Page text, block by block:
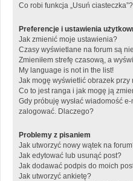
Co robi funkcja „Usuń ciasteczka”?
Preferencje i ustawienia
Jak zmienić moje ustawienia?
Czasy wyświetlane na forum są
Zmieniłem strefę czasową, a
My language is not in the list!
Jak mogę wyświetlić obrazek
Co to jest ranga i jak mogę ją
Gdy próbuję wysłać wiadomość
zalogować. Dlaczego?
Problemy z pisaniem
Jak utworzyć nowy wątek na
Jak edytować lub usunąć post?
Jak dodawać podpis do moich
Jak utworzyć ankietę?